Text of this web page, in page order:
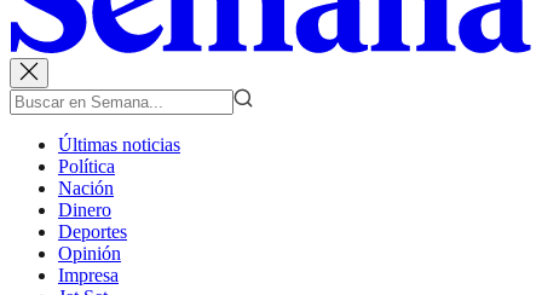
Últimas noticias
Política
Nación
Dinero
Deportes
Opinión
Impresa